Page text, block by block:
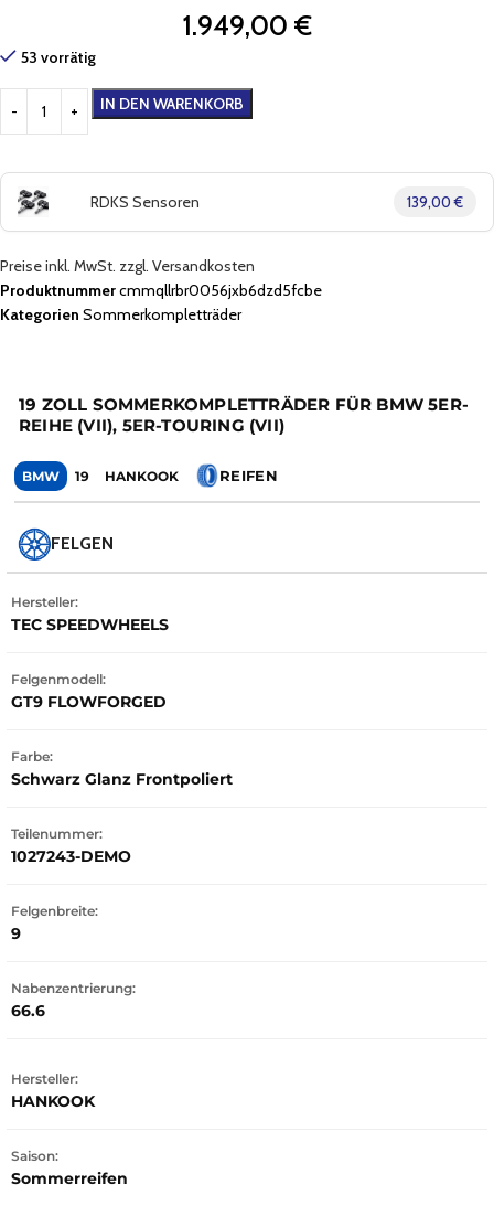
1.949,00 €
53 vorrätig
IN DEN WARENKORB
RDKS Sensoren 139,00 €
Preise inkl. MwSt. zzgl. Versandkosten
Produktnummercmmqllrbr0056jxb6dzd5fcbe
Kategorien Sommerkompletträder
19 ZOLL SOMMERKOMPLETTRÄDER FÜR BMW 5ER-
REIHE (VII), 5ER-TOURING (VII)
BMW 19 HANKOOK REIFEN
FELGEN
Hersteller:
TEC SPEEDWHEELS
Felgenmodell:
GT9 FLOWFORGED
Farbe:
Schwarz Glanz Frontpoliert
Teilenummer:
1027243-DEMO
Felgenbreite:
9
Nabenzentrierung:
66.6
Hersteller:
HANKOOK
Saison:
Sommerreifen